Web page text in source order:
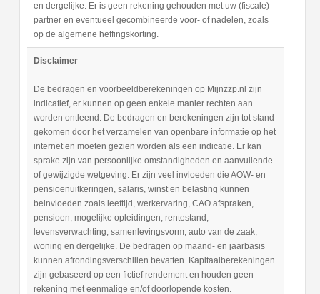
en dergelijke. Er is geen rekening gehouden met uw (fiscale)
partner en eventueel gecombineerde voor- of nadelen, zoals
op de algemene heffingskorting.
Disclaimer
De bedragen en voorbeeldberekeningen op Mijnzzp.nl zijn
indicatief, er kunnen op geen enkele manier rechten aan
worden ontleend. De bedragen en berekeningen zijn tot stand
gekomen door het verzamelen van openbare informatie op het
internet en moeten gezien worden als een indicatie. Er kan
sprake zijn van persoonlijke omstandigheden en aanvullende
of gewijzigde wetgeving. Er zijn veel invloeden die AOW- en
pensioenuitkeringen, salaris, winst en belasting kunnen
beinvloeden zoals leeftijd, werkervaring, CAO afspraken,
pensioen, mogelijke opleidingen, rentestand,
levensverwachting, samenlevingsvorm, auto van de zaak,
woning en dergelijke. De bedragen op maand- en jaarbasis
kunnen afrondingsverschillen bevatten. Kapitaalberekeningen
zijn gebaseerd op een fictief rendement en houden geen
rekening met eenmalige en/of doorlopende kosten.